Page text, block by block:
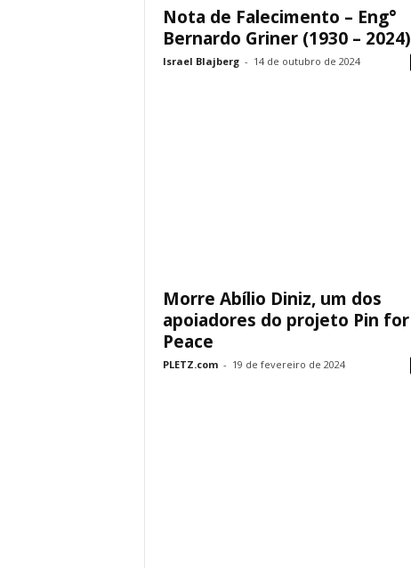
Nota de Falecimento – Eng°
Bernardo Griner (1930 – 2024)
Israel Blajberg - 14 de outubro de 2024
Morre Abílio Diniz, um dos
apoiadores do projeto Pin for
Peace
PLETZ.com - 19 de fevereiro de 2024